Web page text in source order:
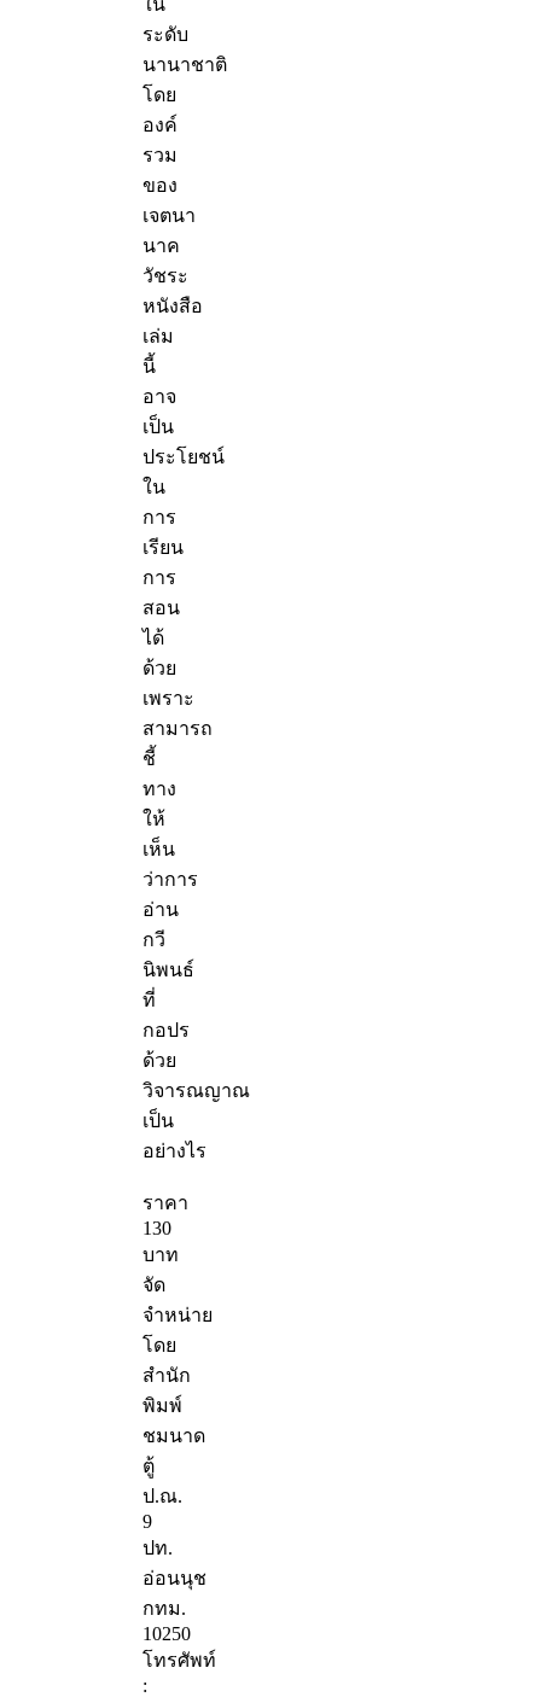
ใน
ระดับ
นานาชาติ
โดย
องค์
รวม
ของ
เจตนา
นาค
วัชระ
หนังสือ
เล่ม
นี้
อาจ
เป็น
ประโยชน์
ใน
การ
เรียน
การ
สอน
ได้
ด้วย
เพราะ
สามารถ
ชี้
ทาง
ให้
เห็น
ว่าการ
อ่าน
กวี
นิพนธ์
ที่
กอปร
ด้วย
วิจารณญาณ
เป็น
อย่างไร
ราคา
130
บาท
จัด
จำหน่าย
โดย
สำนัก
พิมพ์
ชมนาด
ตู้
ป.ณ.
9
ปท.
อ่อนนุช
กทม.
10250
โทรศัพท์
: